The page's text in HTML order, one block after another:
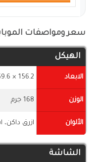
سعر ومواصفات
الهيكل
الابعاد 156.2 × 69.6 × 8.3 مليمتر
الوزن 168 جرم
الألوان ازرق
الشاشة